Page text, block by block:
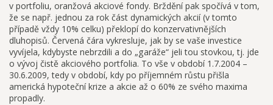
v portfoliu, oranžová akciové fondy. Brždění pak spočívá v tom,
že se např. jednou za rok část dynamických akcií (v tomto
případě vždy 10% celku) překlopí do konzervativnějších
dluhopisů. Červená čára vykresluje, jak by se vaše investice
vyvíjela, kdybyste nebrzdili a do „garáže“ jeli tou stovkou, tj. jde
o vývoj čistě akciového portfolia. To vše v období 1.7.2004 –
30.6.2009, tedy v období, kdy po příjemném růstu přišla
americká hypoteční krize a akcie až o 60% ze svého maxima
propadly.